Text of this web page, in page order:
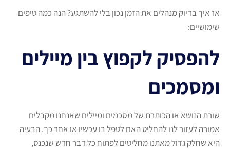
אז איך בדיוק מנהלים את הזמן נכון בלי להשתגע? הנה כמה טיפים
שימושיים:
להפסיק לקפוץ בין מיילים
ומסמכים
שורת הנושא או הכותרת של מסכמים ומיילים שאנחנו מקבלים
אמורה לעזור לנו להחליט האם לטפל בו עכשיו או אחר כך. הבעיה
היא שחלק גדול מאתנו מחליטים לפתוח כל דבר חדש שנכנס,